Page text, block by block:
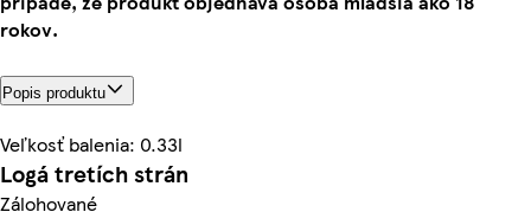
rokov.
Popis produktu
Veľkosť balenia: 0.33l
Logá tretích strán
Zálohované